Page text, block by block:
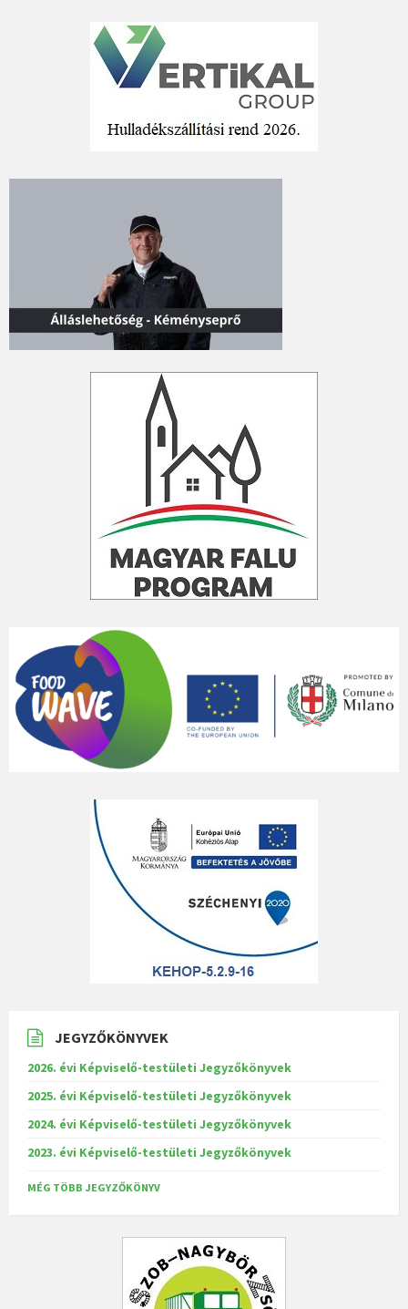
JEGYZŐKÖNYVEK
2026. évi Képviselő-testületi Jegyzőkönyvek
2025. évi Képviselő-testületi Jegyzőkönyvek
2024. évi Képviselő-testületi Jegyzőkönyvek
2023. évi Képviselő-testületi Jegyzőkönyvek
MÉG TÖBB JEGYZŐKÖNYV